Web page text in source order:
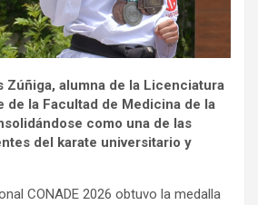
Zúñiga, alumna de la Licenciatura
de la Facultad de Medicina de la
como una de las
del karate universitario y
CONADE 2026 obtuvo la medalla